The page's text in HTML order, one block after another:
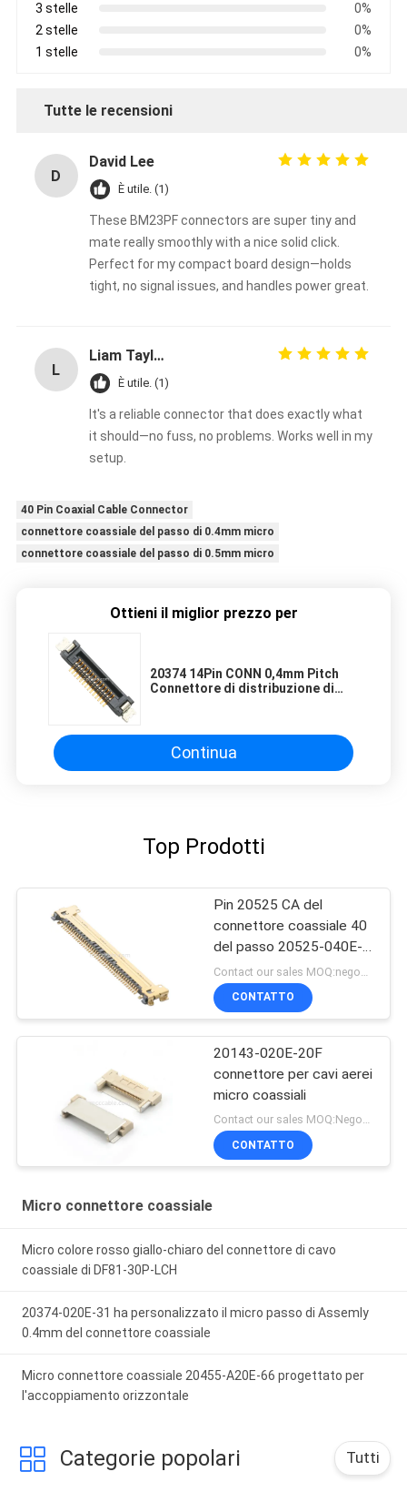
3 stelle
0%
2 stelle
0%
1 stelle
0%
Tutte le recensioni
D
David Lee
È utile. (1)
These BM23PF connectors are super tiny and
mate really smoothly with a nice solid click.
Perfect for my compact board design—holds
tight, no signal issues, and handles power great.
L
Liam Taylor
È utile. (1)
It's a reliable connector that does exactly what
it should—no fuss, no problems. Works well in my
setup.
40 Pin Coaxial Cable Connector
connettore coassiale del passo di 0.4mm micro
connettore coassiale del passo di 0.5mm micro
Ottieni il miglior prezzo per
20374 14Pin CONN 0,4mm Pitch
Connettore di distribuzione di
Continua
Top Prodotti
Pin 20525 CA del
connettore coassiale 40
del passo 20525-040E-
02 di 0.4mm micro
CONTATTO
20143-020E-20F
connettore per cavi aerei
micro coassiali
Contact our sales MOQ:Negoziabile
CONTATTO
Micro connettore coassiale
Micro colore rosso giallo-chiaro del connettore di cavo
coassiale di DF81-30P-LCH
20374-020E-31 ha personalizzato il micro passo di Assemly
0.4mm del connettore coassiale
Micro connettore coassiale 20455-A20E-66 progettato per
l'accoppiamento orizzontale
Categorie popolari Tutti